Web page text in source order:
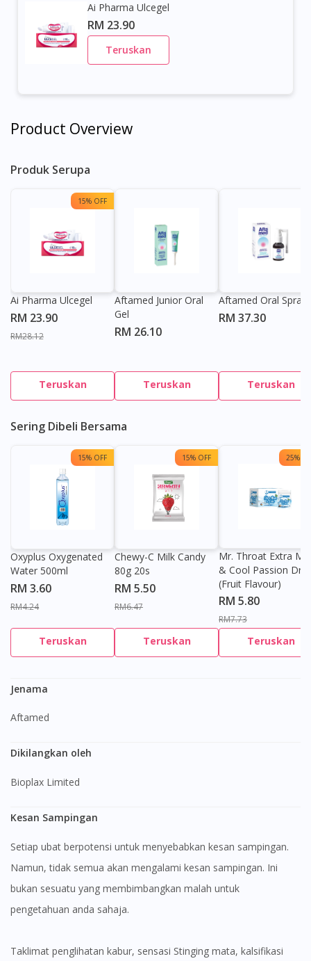
Ai Pharma Ulcegel
RM 23.90
Teruskan
Product Overview
Produk Serupa
15% OFF
Ai Pharma Ulcegel
RM 23.90
RM28.12
Teruskan
Aftamed Junior Oral
Gel
RM 26.10
Teruskan
Aftamed Oral Spray
RM 37.30
Teruskan
Sering Dibeli Bersama
15% OFF
Oxyplus Oxygenated
Water 500ml
RM 3.60
RM4.24
Teruskan
15% OFF
Chewy-C Milk Candy
80g 20s
RM 5.50
RM6.47
Teruskan
25%
Mr. Throat Extra
& Cool Passion
(Fruit Flavour)
RM 5.80
RM7.73
Teruskan
Jenama
Aftamed
Dikilangkan oleh
Bioplax Limited
Kesan Sampingan
Setiap ubat berpotensi untuk menyebabkan kesan sampingan.
Namun, tidak semua akan mengalami kesan sampingan. Ini
bukan sesuatu yang membimbangkan malah untuk
pengetahuan anda sahaja.
Taklimat penglihatan kabur, sensasi Stinging mata, kalsifikasi